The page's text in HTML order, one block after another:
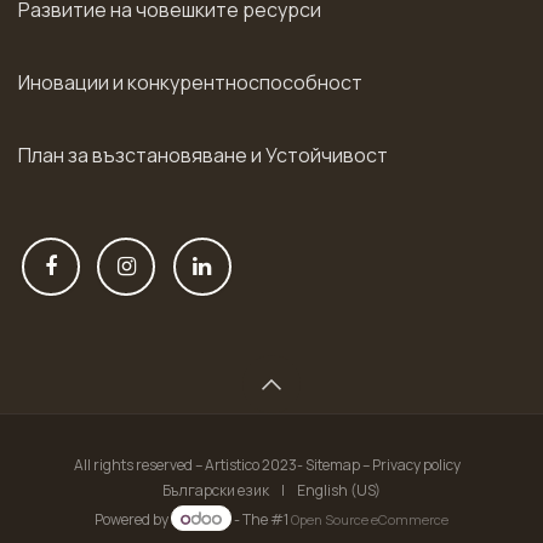
Развитие на човешките ресурси
Иновации и конкурентноспособност
План за възстановяване и Устойчивост
All rights reserved – Artistico 2023- Sitemap – Privacy policy
Български език
|
English (US)
Powered by
- The #1Open Source eCommerce